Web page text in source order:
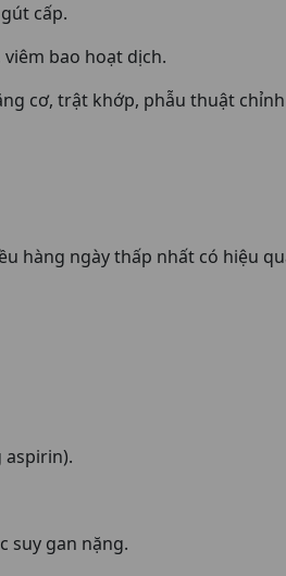
cấp.
bao hoạt dịch.
cơ, trật khớp, phẫu thuật
hàng ngày thấp nhất có hiệu
aspirin).
suy gan nặng.